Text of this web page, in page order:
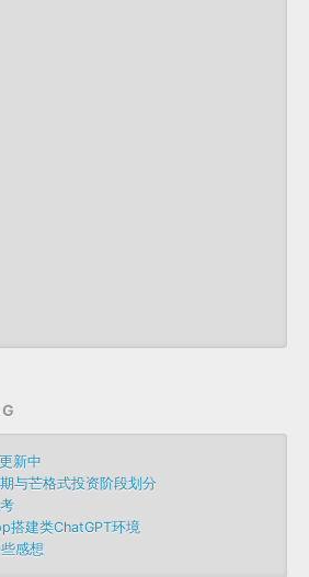
新中
与芒格式投资阶段划分
搭建类ChatGPT环境
感想